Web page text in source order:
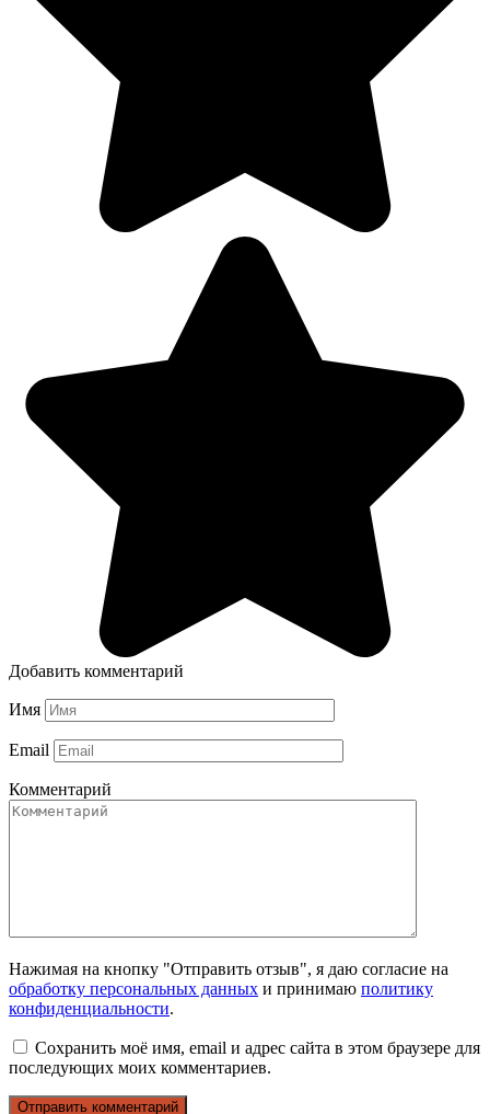
Добавить комментарий
Имя
Email
Комментарий
Нажимая на кнопку "Отправить отзыв", я даю согласие на
обработку персональных данных и принимаю политику
конфиденциальности.
Сохранить моё имя, email и адрес сайта в этом браузере для
последующих моих комментариев.